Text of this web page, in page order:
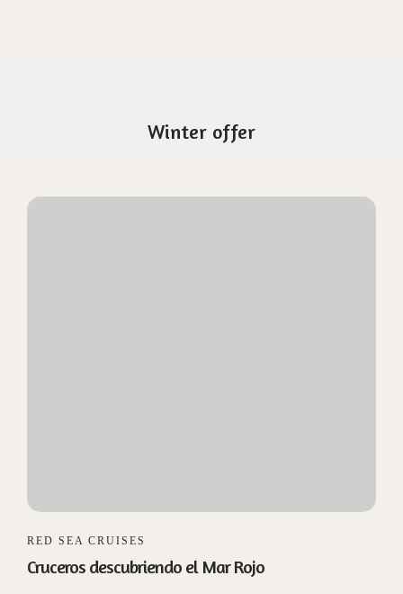
Winter offer
RED SEA CRUISES
Cruceros descubriendo el Mar Rojo